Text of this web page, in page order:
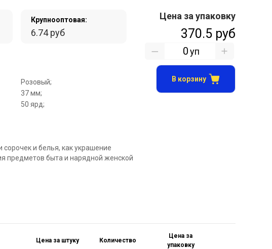
Крупнооптовая:
6.74 руб
Розовый;
37 мм;
50 ярд;
и белья, как украшение
предметов быта и нарядной женской
Цена за упаковку
370.5 руб
уп
В корзину
Цена за штуку Количество
Цена за
упаковку